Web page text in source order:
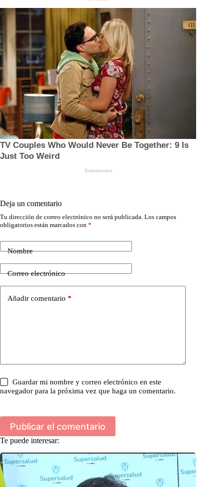
Deja un comentario
Tu dirección de correo electrónico no será publicada. Los campos
obligatorios están marcados con *
Nombre
Correo electrónico
Añadir comentario *
Guardar mi nombre y correo electrónico en este
navegador para la próxima vez que haga un comentario.
Publicar el comentario
Te puede interesar: